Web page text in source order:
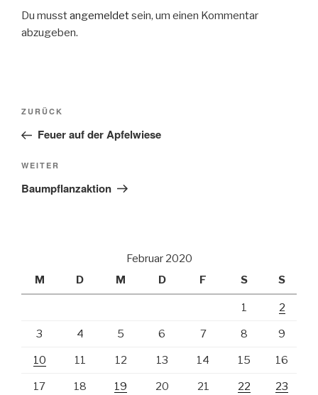
Du musstangemeldetsein, um einen Kommentar
abzugeben.
Beitragsnavigation
Vorheriger
Beitrag
ZURÜCK
Feuer auf der Apfelwiese
Nächster
Beitrag
WEITER
Baumpflanzaktion
Februar 2020
M
D M D F S S
1 2
3 4 5 6 7 8 9
10 11 12 13 14 15 16
17 18 19 20 21 22 23